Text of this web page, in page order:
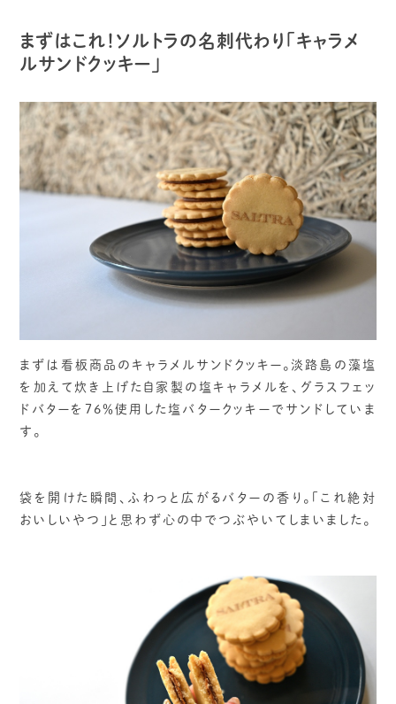
まずはこれ！ソルトラの名刺代わり「キャラメ
ルサンドクッキー」
まずは看板商品のキャラメルサンドクッキー。淡路島の藻塩
を加えて炊き上げた自家製の塩キャラメルを、グラスフェッ
ドバターを76％使用した塩バタークッキーでサンドしていま
す。
袋を開けた瞬間、ふわっと広がるバターの香り。「これ絶対
おいしいやつ」と思わず心の中でつぶやいてしまいました。